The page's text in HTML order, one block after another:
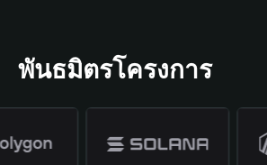
พันธมิตรโครงการ